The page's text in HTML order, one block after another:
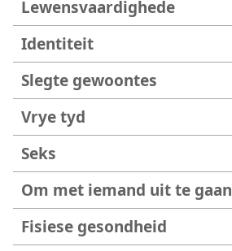
Lewensvaardighede
Identiteit
Slegte gewoontes
Vrye tyd
Seks
Om met iemand uit te gaan
Fisiese gesondheid